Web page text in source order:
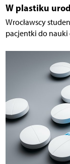
W plastiku
Wrocławscy
pacjentki do